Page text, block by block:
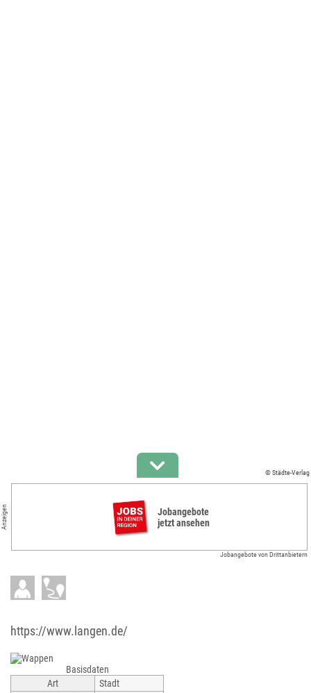
© Städte-Verlag
Anzeigen
Jobangebote
jetzt ansehen
Jobangebote von Drittanbietern
https://www.langen.de/
Basisdaten
Art
Stadt